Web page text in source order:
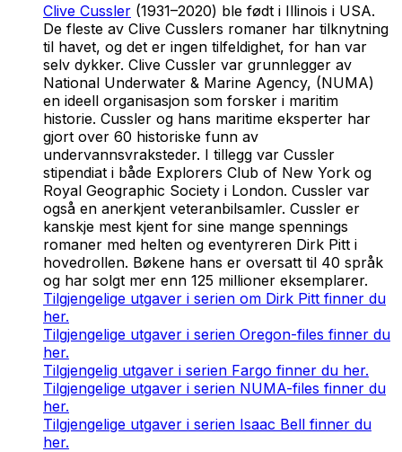
Clive Cussler (1931–2020) ble født i Illinois i USA.
De fleste av Clive Cusslers romaner har tilknytning
til havet, og det er ingen tilfeldighet, for han var
selv dykker. Clive Cussler var grunnlegger av
National Underwater & Marine Agency, (NUMA)
en ideell organisasjon som forsker i maritim
historie. Cussler og hans maritime eksperter har
gjort over 60 historiske funn av
undervannsvraksteder. I tillegg var Cussler
stipendiat i både Explorers Club of New York og
Royal Geographic Society i London. Cussler var
også en anerkjent veteranbilsamler. Cussler er
kanskje mest kjent for sine mange spennings
romaner med helten og eventyreren Dirk Pitt i
hovedrollen. Bøkene hans er oversatt til 40 språk
og har solgt mer enn 125 millioner eksemplarer.
Tilgjengelige utgaver i serien om Dirk Pitt finner du
her.
Tilgjengelige utgaver i serien Oregon-files finner du
her.
Tilgjengelig utgaver i serien Fargo finner du her.
Tilgjengelige utgaver i serien NUMA-files finner du
her.
Tilgjengelige utgaver i serien Isaac Bell finner du
her.